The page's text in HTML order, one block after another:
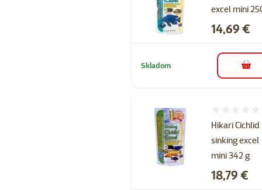
excel mini
Cena
14,69 €
Skladom do
Hikari Cichlid
sinking excel
mini 342 g
Cena
18,79 €